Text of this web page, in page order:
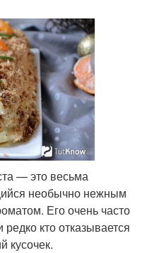
— это весьма
необычно нежным
Его очень часто
кто отказывается
кусочек.